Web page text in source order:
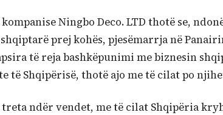
kompanise Ningbo Deco. LTD thotë se,
prej kohës, pjesëmarrja në
të reja bashkëpunimi me biznesin
të Shqipërisë, thotë ajo me të cilat po
ndër vendet, me të cilat Shqipëria